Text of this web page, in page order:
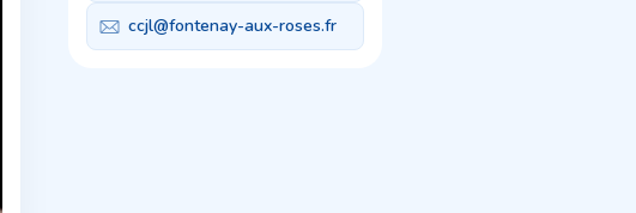
ccjl@fontenay-aux-roses.fr